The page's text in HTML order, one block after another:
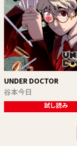
UNDER DOCTOR
谷本今日
試し読み